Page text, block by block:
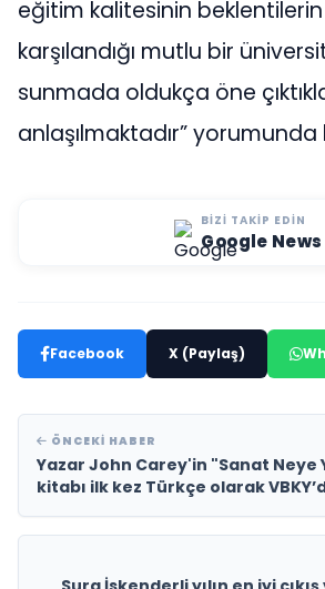
eğitim kalitesinin
karşılandığı mutlu bir
sunmada oldukça öne
anlaşılmaktadır”
BIZI TAKIP EDIN
Google News
Facebook X (Paylaş)
ÖNCEKI HABER
Yazar John Carey'in "Sanat Neye
kitabı ilk kez Türkçe olarak